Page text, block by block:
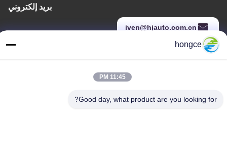
بريد إلكتروني
iven@hjauto.com.cn
رقم 6-39، مزرعة يوجو، قرية شيبي رقم 3، شارع شيبي، منطقة بانيو،
hongce
11:45 PM
Good day, what product are you looking for?